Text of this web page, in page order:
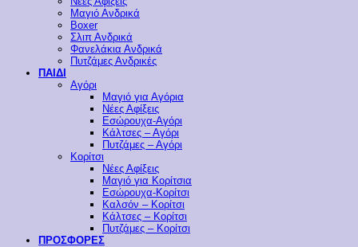
Μαγιό Ανδρικά
Boxer
Σλιπ Ανδρικά
Φανελάκια Ανδρικά
Πυτζάμες Ανδρικές
ΠΑΙΔΙ
Αγόρι
Μαγιό για Αγόρια
Νέες Αφίξεις
Εσώρουχα-Αγόρι
Κάλτσες – Αγόρι
Πυτζάμες – Αγόρι
Κορίτσι
Νέες Αφίξεις
Μαγιό για Κορίτσια
Εσώρουχα-Κορίτσι
Καλσόν – Κορίτσι
Κάλτσες – Κορίτσι
Πυτζάμες – Κορίτσι
ΠΡΟΣΦΟΡΕΣ